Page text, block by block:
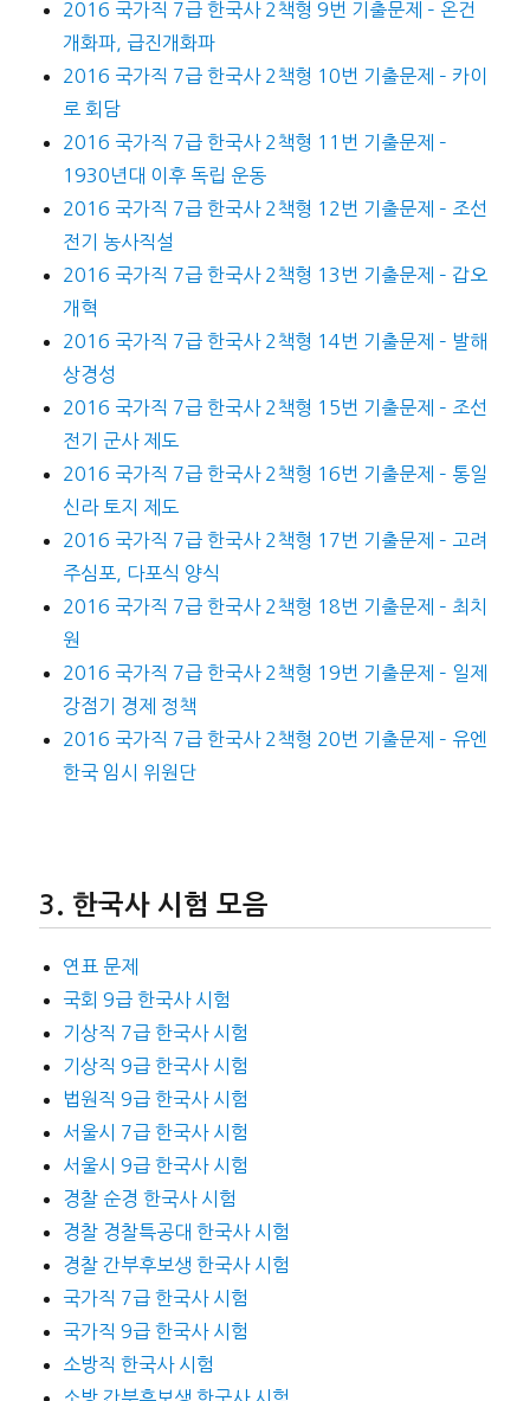
2016 국가직 7급 한국사 2책형 9번 기출문제 – 온건
개화파, 급진개화파
2016 국가직 7급 한국사 2책형 10번 기출문제 – 카이
로 회담
2016 국가직 7급 한국사 2책형 11번 기출문제 –
1930년대 이후 독립 운동
2016 국가직 7급 한국사 2책형 12번 기출문제 – 조선
전기 농사직설
2016 국가직 7급 한국사 2책형 13번 기출문제 – 갑오
개혁
2016 국가직 7급 한국사 2책형 14번 기출문제 – 발해
상경성
2016 국가직 7급 한국사 2책형 15번 기출문제 – 조선
전기 군사 제도
2016 국가직 7급 한국사 2책형 16번 기출문제 – 통일
신라 토지 제도
2016 국가직 7급 한국사 2책형 17번 기출문제 – 고려
주심포, 다포식 양식
2016 국가직 7급 한국사 2책형 18번 기출문제 – 최치
원
2016 국가직 7급 한국사 2책형 19번 기출문제 – 일제
강점기 경제 정책
2016 국가직 7급 한국사 2책형 20번 기출문제 – 유엔
한국 임시 위원단
한국사 시험 모음
연표 문제
국회 9급 한국사 시험
기상직 7급 한국사 시험
기상직 9급 한국사 시험
법원직 9급 한국사 시험
서울시 7급 한국사 시험
서울시 9급 한국사 시험
경찰 순경 한국사 시험
경찰 경찰특공대 한국사 시험
경찰 간부후보생 한국사 시험
국가직 7급 한국사 시험
국가직 9급 한국사 시험
소방직 한국사 시험